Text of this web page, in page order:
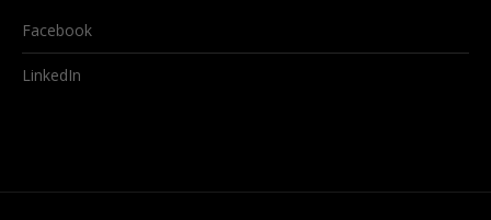
Facebook
LinkedIn